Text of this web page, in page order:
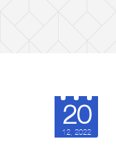
20
12, 2022